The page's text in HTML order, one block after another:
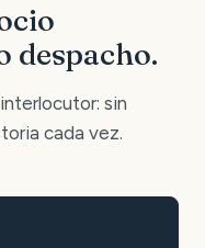
despacho.
sin
cada vez.